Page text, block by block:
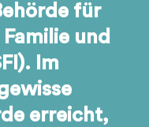
für
und
Im
erreicht,